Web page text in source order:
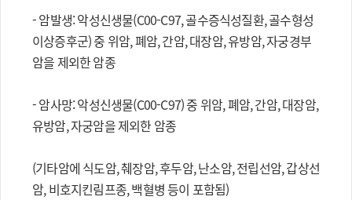
- 암발생: 악성신생물(C00-C97, 골수증식성질환, 골수형성
이상증후군) 중 위암, 폐암, 간암, 대장암, 유방암, 자궁경부
암을 제외한 암종
- 암사망: 악성신생물(C00-C97) 중 위암, 폐암, 간암, 대장암,
유방암, 자궁암을 제외한 암종
(기타암에 식도암, 췌장암, 후두암, 난소암, 전립선암, 갑상선
암, 비호지킨림프종, 백혈병 등이 포함됨)